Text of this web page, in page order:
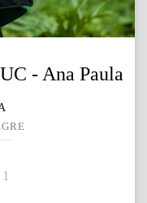
- Ana Paula
1